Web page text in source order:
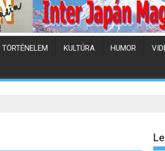
TÖRTÉNELEM KULTÚRA HUMOR